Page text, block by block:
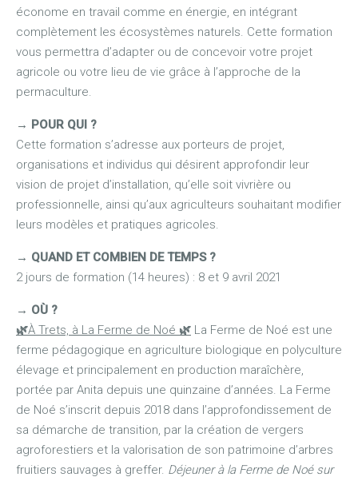
économe en travail comme en énergie, en intégrant
complètement les écosystèmes naturels. Cette formation
vous permettra d’adapter ou de concevoir votre projet
agricole ou votre lieu de vie grâce à l’approche de la
permaculture.
→ POUR QUI ?
Cette formation s’adresse aux porteurs de projet,
organisations et individus qui désirent approfondir leur
vision de projet d’installation, qu’elle soit vivrière ou
professionnelle, ainsi qu’aux agriculteurs souhaitant modifier
leurs modèles et pratiques agricoles.
→ QUAND ET COMBIEN DE TEMPS ?
2 jours de formation (14 heures) : 8 et 9 avril 2021
→ OÙ ?
🌿À Trets, à La Ferme de Noé 🌿 La Ferme de Noé est une
ferme pédagogique en agriculture biologique en polyculture
élevage et principalement en production maraîchère,
portée par Anita depuis une quinzaine d’années. La Ferme
de Noé s’inscrit depuis 2018 dans l’approfondissement de
sa démarche de transition, par la création de vergers
agroforestiers et la valorisation de son patrimoine d’arbres
fruitiers sauvages à greffer. Déjeuner à la Ferme de Noé sur